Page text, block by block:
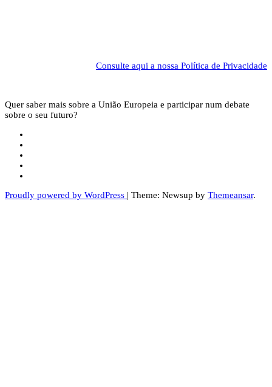
Consulte aqui a nossa Política de Privacidade
Quer saber mais sobre a União Europeia e participar num debate
sobre o seu futuro?
Proudly powered by WordPress | Theme: Newsup by Themeansar.